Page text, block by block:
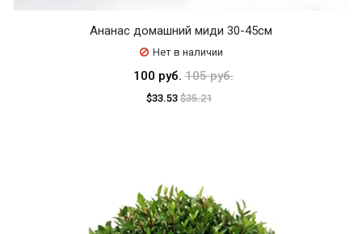
Ананас домашний миди 30-45см
Нет в наличии
100 руб.105 руб.
$33.53 $35.21